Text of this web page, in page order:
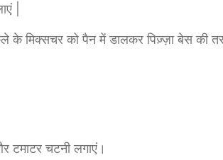
|
मिक्सचर को पैन में डालकर पिज़्ज़ा बेस की
टमाटर चटनी लगाएं।